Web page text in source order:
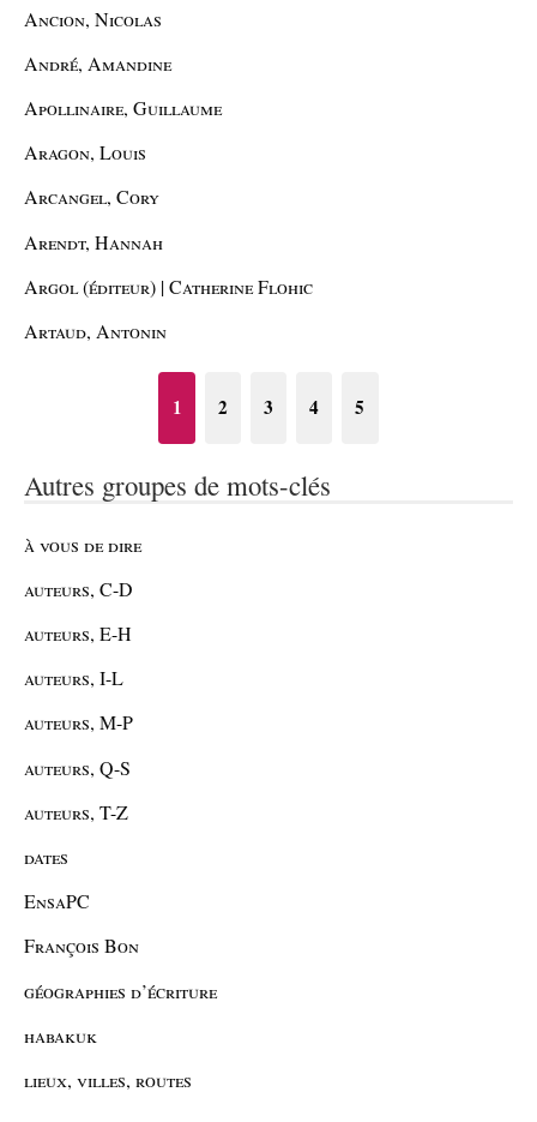
Ancion, Nicolas
André, Amandine
Apollinaire, Guillaume
Aragon, Louis
Arcangel, Cory
Arendt, Hannah
Argol (éditeur) | Catherine Flohic
Artaud, Antonin
1 2 3 4 5
Autres groupes de mots-clés
à vous de dire
auteurs, C-D
auteurs, E-H
auteurs, I-L
auteurs, M-P
auteurs, Q-S
auteurs, T-Z
dates
EnsaPC
François Bon
géographies d’écriture
habakuk
lieux, villes, routes